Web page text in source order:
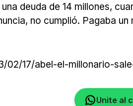
deuda de 14 millones,
no cumplió. Pagaba
17/abel-el-millonario-
Unite al